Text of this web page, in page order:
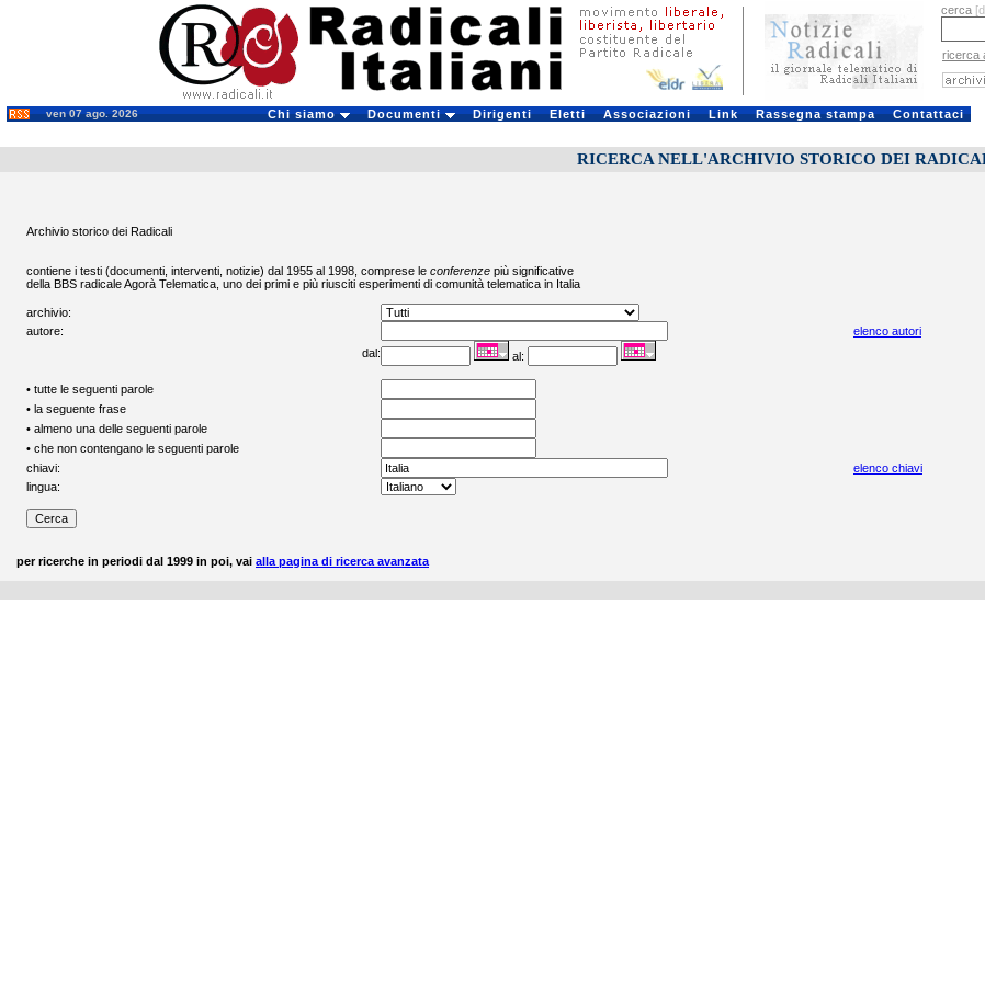
cerca
ricerca
ven 07 ago. 2026 Chi siamo Documenti Dirigenti Eletti Associazioni Link Rassegna stampa Contattaci
RICERCA NELL'ARCHIVIO STORICO DEI
Archivio storico dei Radicali
contiene i testi (documenti, interventi, notizie) dal 1955 al 1998, comprese le conferenze più significative
della BBS radicaleAgorà Telematica , uno dei primi e più riusciti esperimenti di comunità telematica in Italia
archivio:
autore:
elenco autori
dal:
al:
• tutte le seguenti parole
• la seguente frase
• almeno una delle seguenti parole
• che non contengano le seguenti parole
chiavi:
elenco chiavi
lingua:
per ricerche in periodi dal 1999 in poi, vai alla pagina di ricerca avanzata